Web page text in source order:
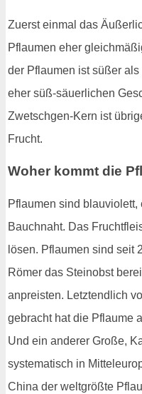
Zuerst einmal das
Pflaumen eher
der Pflaumen ist süßer
eher süß-säuerlichen
Zwetschgen-Kern ist
Frucht.
Woher kommt die
Pflaumen sind
Bauchnaht. Das
lösen. Pflaumen sind seit
Römer das Steinobst
anpreisten. Letztendlich
gebracht hat die Pflaume
Und ein anderer Große,
systematisch in
China der weltgrößte